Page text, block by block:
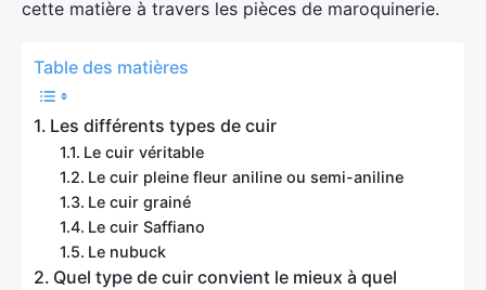
cette matière à travers les pièces de maroquinerie.
Table des matières
Les différents types de cuir
Le cuir véritable
Le cuir pleine fleur aniline ou semi-aniline
Le cuir grainé
Le cuir Saffiano
Le nubuck
Quel type de cuir convient le mieux à quel